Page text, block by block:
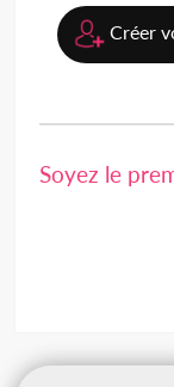
Créer
Soyez le